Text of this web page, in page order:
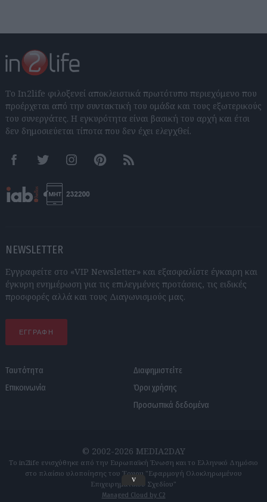
Το In2life φιλοξενεί αποκλειστικά πρωτότυπο περιεχόμενο που
προέρχεται από την συντακτική του ομάδα και τους εξωτερικούς
του συνεργάτες. Η εγκυρότητα είναι βασική του αρχή και έτσι
δεν δημοσιεύεται τίποτα που δεν έχει ελεγχθεί.
FacebookTwitter InstagramPinterestRSS feeds
NEWSLETTER
Εγγραφείτε στο «VIP Newsletter» και εξασφαλίστε έγκαιρη και
έγκυρη ενημέρωση για τις επιλεγμένες προτάσεις, τις ειδικές
προσφορές αλλά και τους Διαγωνισμούς μας.
ΕΓΓΡΑΦΗ
Ταυτότητα
Επικοινωνία
Διαφημιστείτε
Όροι χρήσης
Προσωπικά δεδομένα
© 2002-2026 MEDIA2DAY
Το in2life ενισχύθηκε από την Ευρωπαϊκή Ένωση και το Ελληνικό Δημόσιο
στο πλαίσιο υλοποίησης του Έργου "Εφαρμογή Ολοκληρωμένου
Επιχειρηματικού Σχεδίου"
Managed Cloud by C2
v